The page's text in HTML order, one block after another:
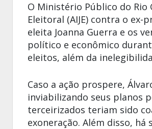
O Ministério Público do Rio
Eleitoral (AIJE) contra o ex-
eleita Joanna Guerra e os
político e econômico
eleitos, além da
Caso a ação prospere,
inviabilizando seus planos
terceirizados teriam sido
exoneração. Além disso,